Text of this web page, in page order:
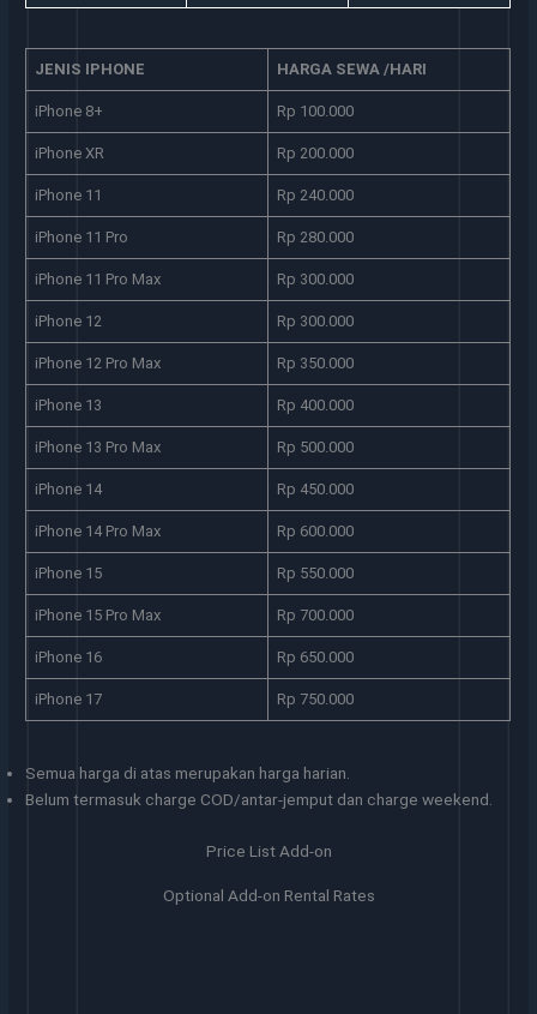
JENIS IPHONE HARGA SEWA /HARI
iPhone 8+ Rp 100.000
iPhone XR Rp 200.000
iPhone 11 Rp 240.000
iPhone 11 Pro Rp 280.000
iPhone 11 Pro Max Rp 300.000
iPhone 12 Rp 300.000
iPhone 12 Pro Max Rp 350.000
iPhone 13 Rp 400.000
iPhone 13 Pro Max Rp 500.000
iPhone 14 Rp 450.000
iPhone 14 Pro Max Rp 600.000
iPhone 15 Rp 550.000
iPhone 15 Pro Max Rp 700.000
iPhone 16 Rp 650.000
iPhone 17 Rp 750.000
Semua harga di atas merupakan harga harian.
Belum termasuk charge COD/antar-jemput dan charge weekend.
Price List Add-on
Optional Add-on Rental Rates